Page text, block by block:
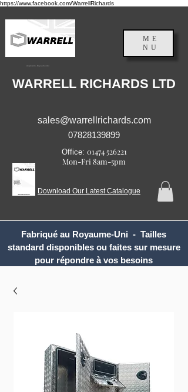
https://www.facebook.com/WarrellRichards
Angleterre, Royaume-Uni
ME
NU
WARRELL RICHARDS LTD
sales@warrellrichards.com
07828139899
Office: 01474 526221
Mon-Fri 8am-5pm
Download Our Latest Catalogue
Fabriqué au Royaume-Uni - Tailles
standard disponibles ou faites sur mesure
pour répondre à vos besoins